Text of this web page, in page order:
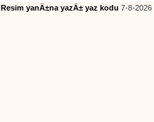
Resim yanÄ±na yazÄ± yaz kodu 7-8-2026